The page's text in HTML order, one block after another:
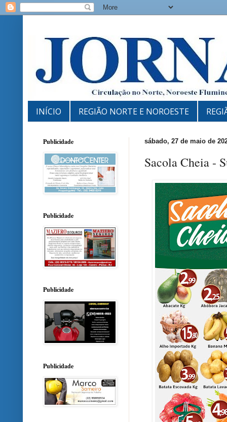
INÍCIO REGIÃO NORTE E NOROESTE
sábado, 27 de maio de
Sacola Cheia -
Publicidade
Publicidade
Publicidade
Publicidade